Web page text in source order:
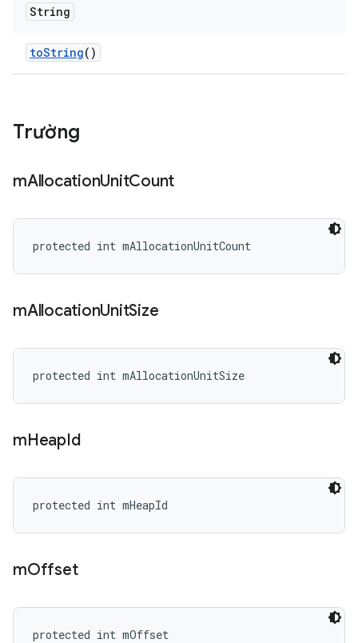
String
toString()
Trường
mAllocationUnitCount
protected int mAllocationUnitCount
mAllocationUnitSize
protected int mAllocationUnitSize
mHeapId
protected int mHeapId
mOffset
protected int mOffset